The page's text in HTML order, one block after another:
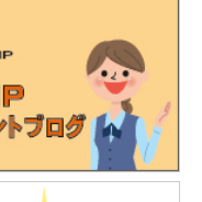
開始されました。
gen3.html
合管理所から優良業務
。